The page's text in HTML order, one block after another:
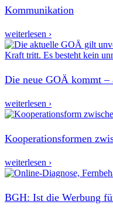
Kommunikation
weiterlesen ›
Die neue GOÄ kommt –
weiterlesen ›
Kooperationsformen
weiterlesen ›
BGH: Ist die Werbung